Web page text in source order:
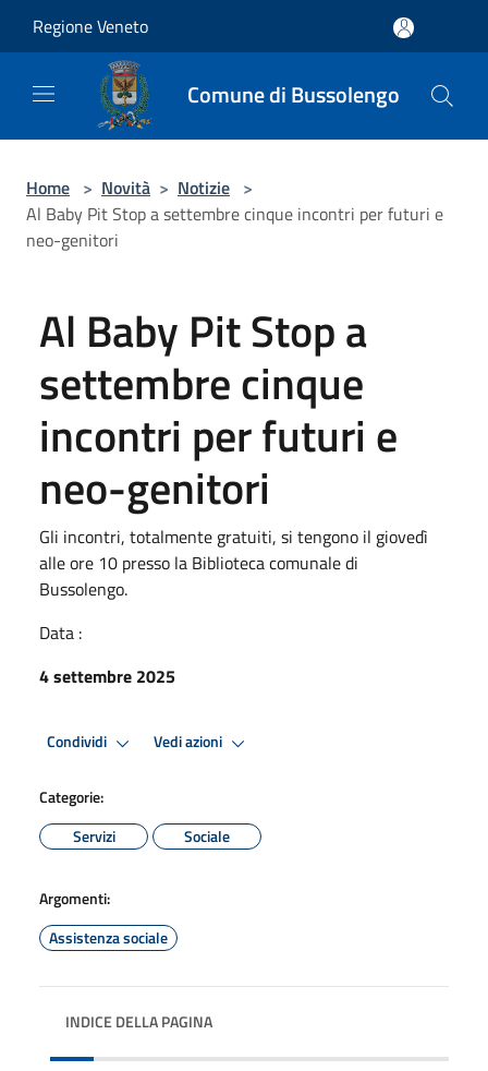
Regione Veneto
Comune di Bussolengo
Home > Novità > Notizie >
Al Baby Pit Stop a settembre cinque incontri per futuri e
neo-genitori
Al Baby Pit Stop a
settembre cinque
incontri per futuri e
neo-genitori
Gli incontri, totalmente gratuiti, si tengono il giovedì
alle ore 10 presso la Biblioteca comunale di
Bussolengo.
Data :
4 settembre 2025
Condividi Vedi azioni
Categorie:
Servizi
Sociale
Argomenti:
Assistenza sociale
INDICE DELLA PAGINA